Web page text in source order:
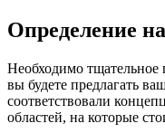
Определение
Необходимо тщательное
вы будете предлагать
соответствовали
областей, на которые